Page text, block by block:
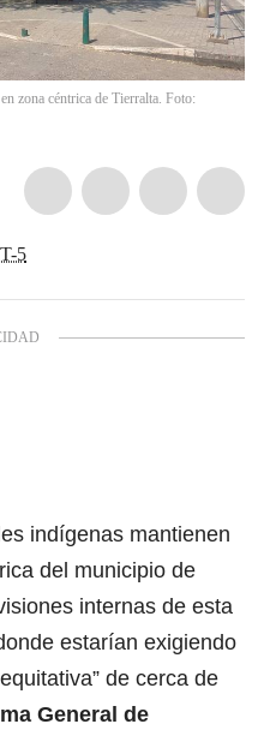
zona céntrica de Tierralta. Foto:
5
indígenas mantienen
del municipio de
internas de esta
estarían exigiendo
de cerca de
General de